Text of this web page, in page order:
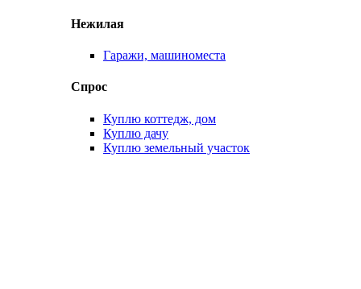
Нежилая
Гаражи, машиноместа
Спрос
Куплю коттедж, дом
Куплю дачу
Куплю земельный участок